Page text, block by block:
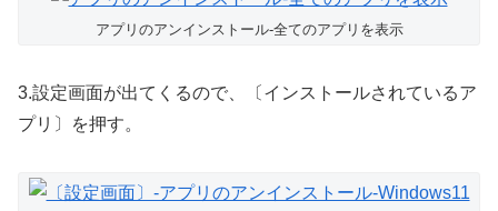
アプリのアンインストール-全てのアプリを表示
3.設定画面が出てくるので、〔インストールされているア
プリ〕を押す。